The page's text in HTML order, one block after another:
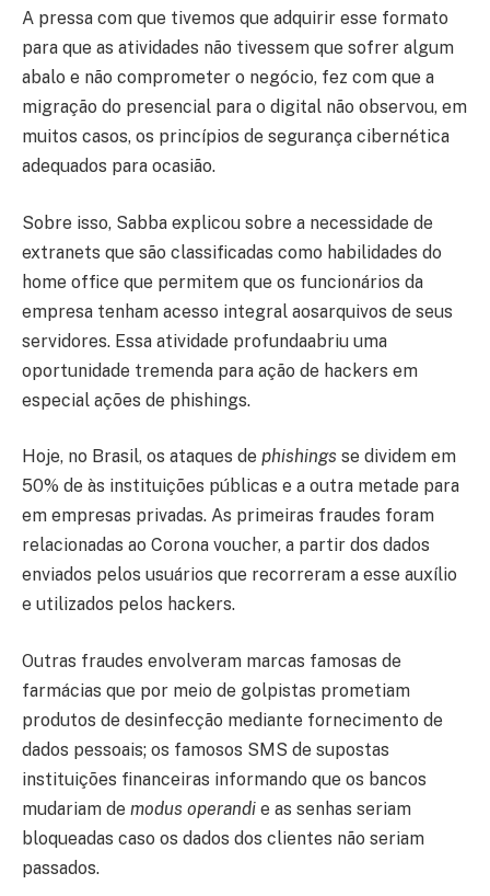
A pressa com que tivemos que adquirir esse formato
para que as atividades não tivessem que sofrer algum
abalo e não comprometer o negócio, fez com que a
migração do presencial para o digital não observou, em
muitos casos, os princípios de segurança cibernética
adequados para ocasião.
Sobre isso, Sabba explicou sobre a necessidade de
extranets que são classificadas como habilidades do
home office que permitem que os funcionários da
empresa tenham acesso integral aosarquivos de seus
servidores. Essa atividade profundaabriu uma
oportunidade tremenda para ação de hackers em
especial ações de phishings.
Hoje, no Brasil, os ataques de phishings se dividem em
50% de às instituições públicas e a outra metade para
em empresas privadas. As primeiras fraudes foram
relacionadas ao Corona voucher, a partir dos dados
enviados pelos usuários que recorreram a esse auxílio
e utilizados pelos hackers.
Outras fraudes envolveram marcas famosas de
farmácias que por meio de golpistas prometiam
produtos de desinfecção mediante fornecimento de
dados pessoais; os famosos SMS de supostas
instituições financeiras informando que os bancos
mudariam de modus operandi e as senhas seriam
bloqueadas caso os dados dos clientes não seriam
passados.